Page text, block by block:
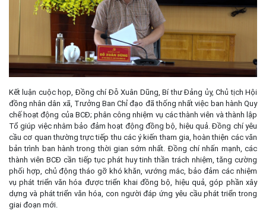
Kết luận cuộc họp, Đồng chí Đỗ Xuân Dũng, Bí thư Đảng ủy, Chủ tịch Hội
đồng nhân dân xã, Trưởng Ban Chỉ đạo đã thống nhất việc ban hành Quy
chế hoạt động của BCĐ; phân công nhiệm vụ các thành viên và thành lập
Tổ giúp việc nhằm bảo đảm hoạt động đồng bộ, hiệu quả. Đồng chí yêu
cầu cơ quan thường trực tiếp thu các ý kiến tham gia, hoàn thiện các văn
bản trình ban hành trong thời gian sớm nhất. Đồng chí nhấn mạnh, các
thành viên BCĐ cần tiếp tục phát huy tinh thần trách nhiệm, tăng cường
phối hợp, chủ động tháo gỡ khó khăn, vướng mắc, bảo đảm các nhiệm
vụ phát triển văn hóa được triển khai đồng bộ, hiệu quả, góp phần xây
dựng và phát triển văn hóa, con người đáp ứng yêu cầu phát triển trong
giai đoạn mới.